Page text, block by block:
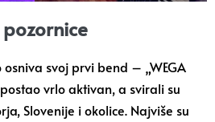
svoj prvi bend – „WEGA
vrlo aktivan, a svirali su
Slovenije i okolice. Najviše su